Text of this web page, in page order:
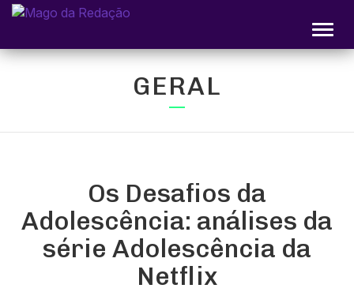
GERAL
Os Desafios da
Adolescência: análises da
série Adolescência da
Netflix